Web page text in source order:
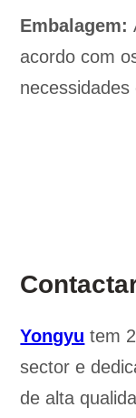
Embalagem:
acordo com
Yongyu tem
sector e
de alta